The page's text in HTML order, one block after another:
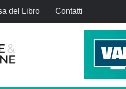
del Libro Contatti